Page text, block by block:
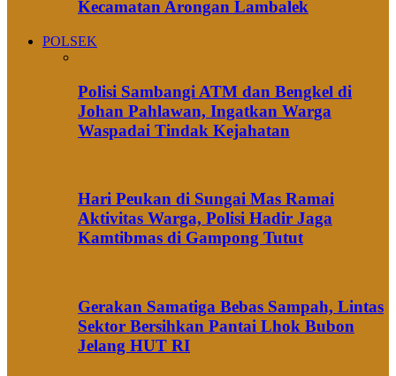
Kecamatan Arongan Lambalek
POLSEK
Polisi Sambangi ATM dan Bengkel di
Johan Pahlawan, Ingatkan Warga
Waspadai Tindak Kejahatan
Hari Peukan di Sungai Mas Ramai
Aktivitas Warga, Polisi Hadir Jaga
Kamtibmas di Gampong Tutut
Gerakan Samatiga Bebas Sampah, Lintas
Sektor Bersihkan Pantai Lhok Bubon
Jelang HUT RI